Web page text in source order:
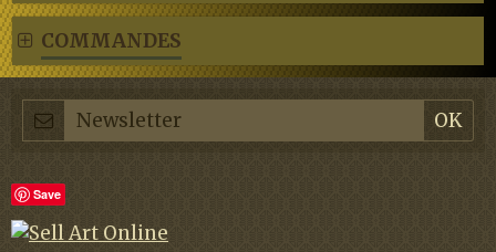
COMMANDES
Save